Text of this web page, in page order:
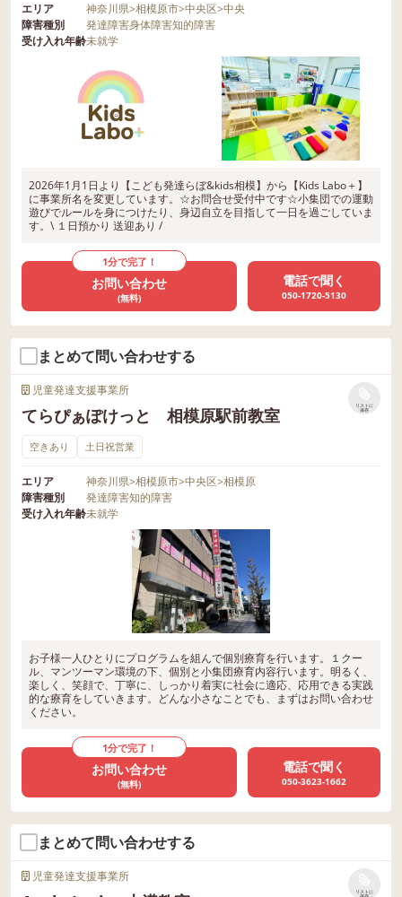
エリア 神奈川県>相模原市>中央区>中央
障害種別
発達障害身体障害知的障害
受け入れ年齢未就学
2026年1月1日より【こども発達らぼ&kids相模】から【Kids Labo＋】
に事業所名を変更しています。☆お問合せ受付中です☆小集団での運動
遊びでルールを身につけたり、身辺自立を目指して一日を過ごしていま
す。\ １日預かり 送迎あり /
1分で完了！
お問い合わせ
(無料)
電話で聞く
050-1720-5130
まとめて問い合わせする
児童発達支援事業所
てらぴぁぽけっと 相模原駅前教室
リストに
保存
空きあり 土日祝営業
エリア 神奈川県>相模原市>中央区>相模原
障害種別
発達障害知的障害
受け入れ年齢未就学
お子様一人ひとりにプログラムを組んで個別療育を行います。１クー
ル、マンツーマン環境の下、個別と小集団療育内容行います。明るく、
楽しく、笑顔で、丁寧に、しっかり着実に社会に適応、応用できる実践
的な療育をしていきます。どんな小さなことでも、まずはお問い合わせ
ください。
1分で完了！
お問い合わせ
(無料)
電話で聞く
050-3623-1662
まとめて問い合わせする
児童発達支援事業所
リストに